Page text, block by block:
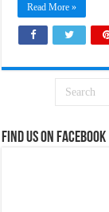
Read More »
Find us on Facebook